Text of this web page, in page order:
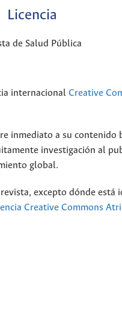
Licencia
de Salud Pública
internacional Creative
inmediato a su contenido
investigación al
global.
excepto dónde está
Creative Commons